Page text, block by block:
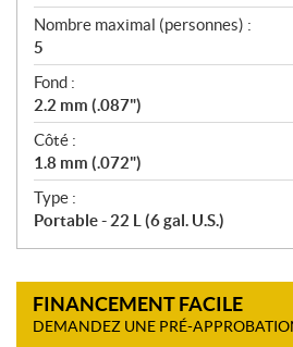
Nombre maximal (personnes) :
5
Fond :
2.2 mm (.087")
Côté :
1.8 mm (.072")
Type :
Portable - 22 L (6 gal. U.S.)
FINANCEMENT FACILE
DEMANDEZ UNE PRÉ-